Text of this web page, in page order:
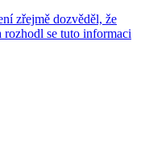
zřejmě dozvěděl, že
rozhodl se tuto informaci